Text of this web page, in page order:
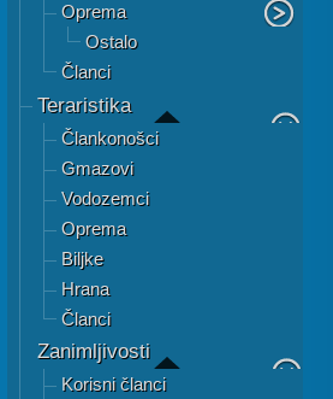
Oprema
Ostalo
Članci
Teraristika
Člankonošci
Gmazovi
Vodozemci
Oprema
Biljke
Hrana
Članci
Zanimljivosti
Korisni članci